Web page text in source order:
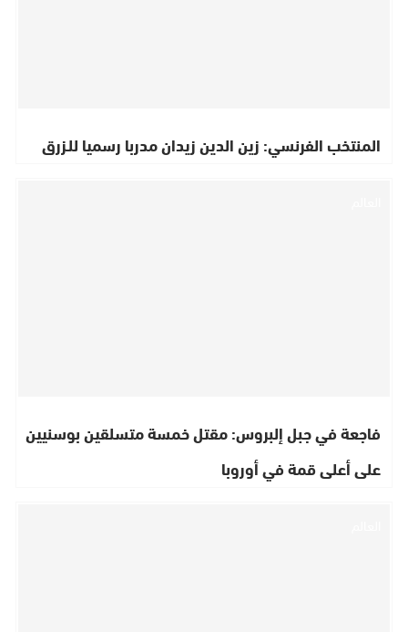
المنتخب الفرنسي: زين الدين زيدان مدربا رسميا للـزرق
فاجعة في جبل إلبروس: مقتل خمسة متسلقين بوسنيين
على أعلى قمة في أوروبا